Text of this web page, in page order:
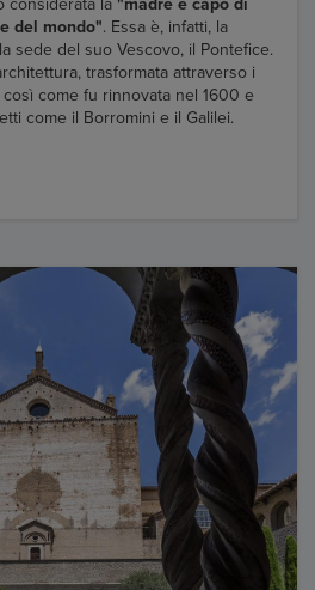
considerata la "madre e capo di
del mondo". Essa è, infatti, la
sede del suo Vescovo, il Pontefice.
trasformata attraverso i
come fu rinnovata nel 1600 e
come il Borromini e il Galilei.